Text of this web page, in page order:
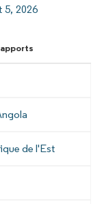
5, 2026
de l'Est